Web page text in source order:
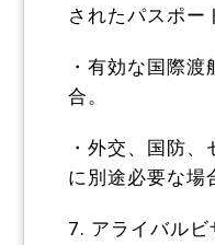
されたパスポー
・有効な国際
合。
・外交、国防
に別途必要な場
7. アライバルビ